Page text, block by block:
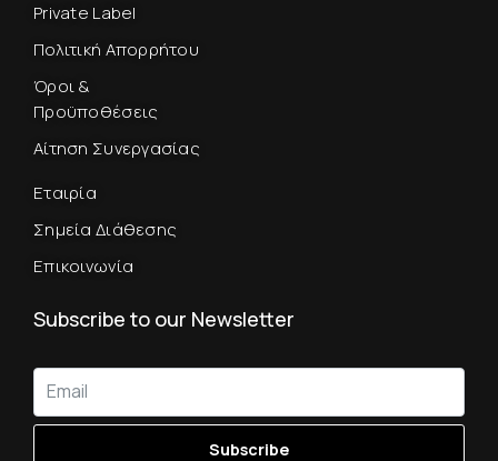
Private Label
Πολιτική Απορρήτου
Όροι &
Προϋποθέσεις
Αίτηση Συνεργασίας
Εταιρία
Σημεία Διάθεσης
Επικοινωνία
Subscribe to our Newsletter
Subscribe